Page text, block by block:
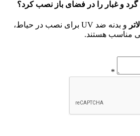
و بدنه ضد UV برای نصب در حیاط،
مناسب هستند.
*